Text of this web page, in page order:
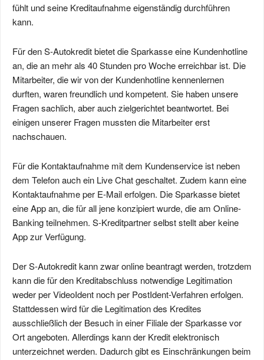
fühlt und seine Kreditaufnahme eigenständig durchführen
kann.
Für den S-Autokredit bietet die Sparkasse eine Kundenhotline
an, die an mehr als 40 Stunden pro Woche erreichbar ist. Die
Mitarbeiter, die wir von der Kundenhotline kennenlernen
durften, waren freundlich und kompetent. Sie haben unsere
Fragen sachlich, aber auch zielgerichtet beantwortet. Bei
einigen unserer Fragen mussten die Mitarbeiter erst
nachschauen.
Für die Kontaktaufnahme mit dem Kundenservice ist neben
dem Telefon auch ein Live Chat geschaltet. Zudem kann eine
Kontaktaufnahme per E-Mail erfolgen. Die Sparkasse bietet
eine App an, die für all jene konzipiert wurde, die am Online-
Banking teilnehmen. S-Kreditpartner selbst stellt aber keine
App zur Verfügung.
Der S-Autokredit kann zwar online beantragt werden, trotzdem
kann die für den Kreditabschluss notwendige Legitimation
weder per VideoIdent noch per PostIdent-Verfahren erfolgen.
Stattdessen wird für die Legitimation des Kredites
ausschließlich der Besuch in einer Filiale der Sparkasse vor
Ort angeboten. Allerdings kann der Kredit elektronisch
unterzeichnet werden. Dadurch gibt es Einschränkungen beim